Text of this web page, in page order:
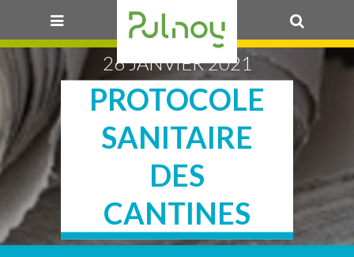
26 JANVIER 2021
PROTOCOLE
SANITAIRE
DES
CANTINES